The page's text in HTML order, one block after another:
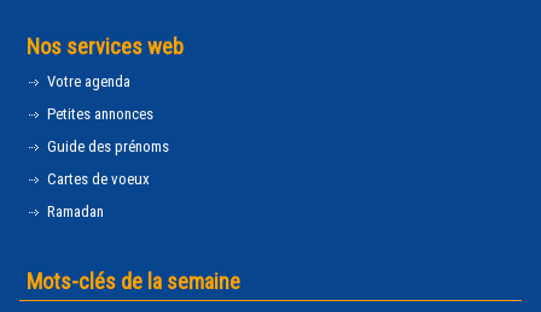
Nos services web
Votre agenda
Petites annonces
Guide des prénoms
Cartes de voeux
Ramadan
Mots-clés de la semaine